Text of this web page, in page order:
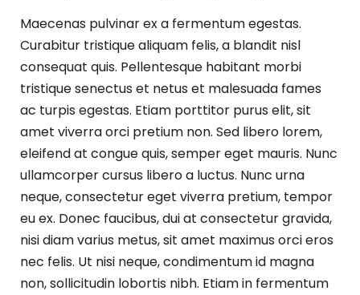
Maecenas pulvinar ex a fermentum egestas.
Curabitur tristique aliquam felis, a blandit nisl
consequat quis. Pellentesque habitant morbi
tristique senectus et netus et malesuada fames
ac turpis egestas. Etiam porttitor purus elit, sit
amet viverra orci pretium non. Sed libero lorem,
eleifend at congue quis, semper eget mauris. Nunc
ullamcorper cursus libero a luctus. Nunc urna
neque, consectetur eget viverra pretium, tempor
eu ex. Donec faucibus, dui at consectetur gravida,
nisi diam varius metus, sit amet maximus orci eros
nec felis. Ut nisi neque, condimentum id magna
non, sollicitudin lobortis nibh. Etiam in fermentum